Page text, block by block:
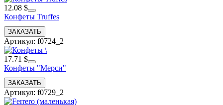
12.08 $
Конфеты Truffes
Артикул: f0724_2
17.71 $
Конфеты "Мерси"
Артикул: f0729_2